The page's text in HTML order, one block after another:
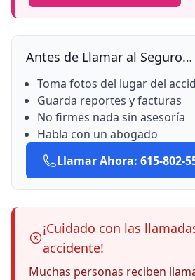
Antes de Llamar al Seguro…
Toma fotos del lugar del
Guarda reportes y facturas
No firmes nada sin asesoría
Habla con un abogado
Llamar Ahora: 615-802-
¡Cuidado con las
accidente!
Muchas personas reciben